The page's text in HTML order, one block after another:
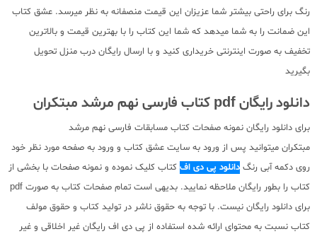
رنگ برای راحتی بیشتر شما عزیزان این قیمت منصفانه به نظر میرسد. عشق کتاب
این ضمانت را به شما میدهد که شما این کتاب را با بهترین قیمت و بالاترین
تخفیف به صورت اینترنتی خریداری کنید و با ارسال رایگان درب منزل تحویل
بگیرید
دانلود رایگان pdf کتاب فارسی نهم مرشد مبتکران
برای دانلود رایگان نمونه صفحات کتاب مسابقات فارسی نهم مرشد
مبتکران میتوانید پس از ورود به سایت عشق کتاب و ورود به صفحه مورد نظر خود
روی دکمه آبی رنگ دانلود پی دی اف کتاب کلیک نموده و نمونه صفحات با بخشی از
کتاب را بطور رایگان ملاحظه نمایید. بدیهی است تمام صفحات کتاب به صورت pdf
برای دانلود رایگان نیست. با توجه به حقوق ناشر در تولید کتاب و حقوق مولف
کتاب نسبت به محتوای ارائه شده استفاده از پی دی اف رایگان غیر اخلاقی و غیر